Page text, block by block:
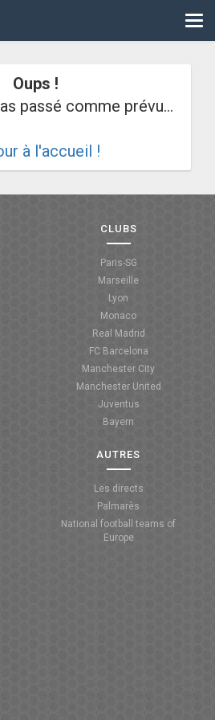
Oups !
passé comme prévu...
à l'accueil !
CLUBS
Paris-SG
Marseille
Lyon
Monaco
Real Madrid
FC Barcelona
Manchester City
Manchester United
Juventus
Bayern
AUTRES
Les directs
Palmarès
National football teams of
Europe